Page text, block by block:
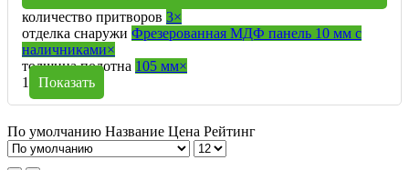
количество притворов 3×
отделка снаружи Фрезерованная МДФ панель 10 мм с
наличниками×
толщина полотна 105 мм×
1
Показать
По умолчанию Название Цена Рейтинг